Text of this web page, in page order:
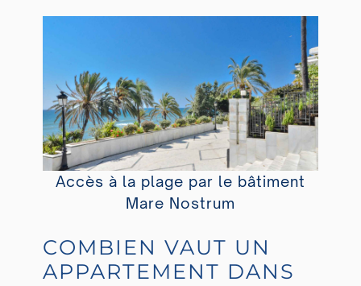
Accès à la plage par le bâtiment
Mare Nostrum
COMBIEN VAUT UN
APPARTEMENT DANS